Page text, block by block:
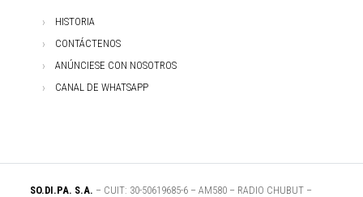
HISTORIA
CONTÁCTENOS
ANÚNCIESE CON NOSOTROS
CANAL DE WHATSAPP
SO.DI.PA. S.A. – CUIT: 30-50619685-6 – AM580 – RADIO CHUBUT –